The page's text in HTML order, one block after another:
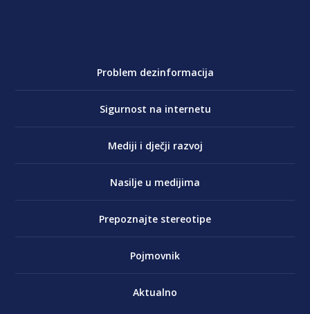
Problem dezinformacija
Sigurnost na internetu
Mediji i dječji razvoj
Nasilje u medijima
Prepoznajte stereotipe
Pojmovnik
Aktualno